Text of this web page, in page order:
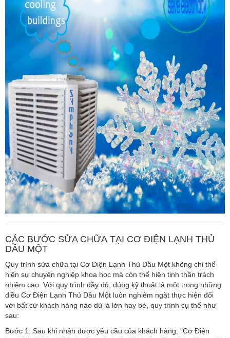
CÁC BƯỚC SỬA CHỮA TẠI CƠ ĐIỆN LẠNH THỦ
DẦU MỘT
Quy trình sửa chữa tại Cơ Điện Lạnh Thủ Dầu Một không chỉ thể
hiện sự chuyên nghiệp khoa học mà còn thể hiện tinh thần trách
nhiệm cao. Với quy trình đầy đủ, đúng kỹ thuật là một trong những
điều Cơ Điện Lạnh Thủ Dầu Một luôn nghiêm ngặt thực hiện đối
với bất cứ khách hàng nào dù là lớn hay bé, quy trình cụ thể như
sau:
Bước 1: Sau khi nhận được yêu cầu của khách hàng, "Cơ Điện